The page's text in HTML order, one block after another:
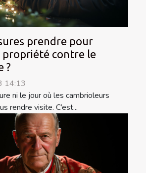
prendre pour
propriété contre le
?
14:13
ni le jour où les cambrioleurs
rendre visite. C’est...